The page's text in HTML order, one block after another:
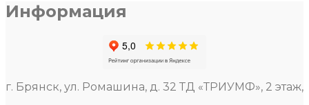
Информация
г. Брянск, ул. Ромашина, д. 32 ТД «ТРИУМФ», 2 этаж,